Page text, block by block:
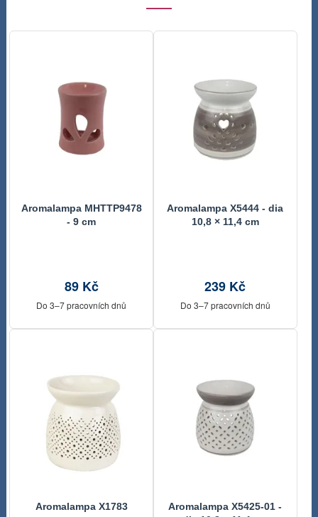
Aromalampa MHTTP9478
- 9 cm
89 Kč
Do 3–7 pracovních dnů
Aromalampa X5444 - dia
10,8 × 11,4 cm
239 Kč
Do 3–7 pracovních dnů
Aromalampa X1783
Aromalampa X5425-01 -